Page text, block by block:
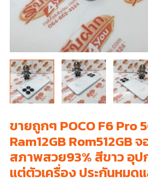
ขายถูกๆ POCO F6 Pro
Ram12GB Rom512GB
สภาพสวย93% สีขาว อุ
แต่ตัวเครื่อง ประกันหมด